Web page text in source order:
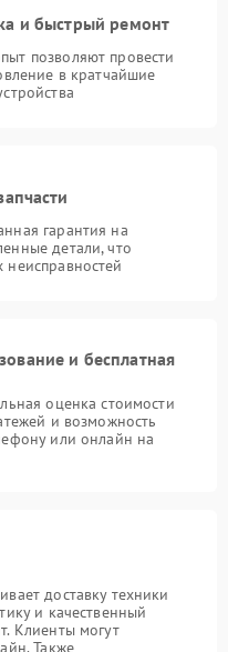
и быстрый ремонт
позволяют провести
в кратчайшие
гарантия на
детали, что
и бесплатная
оценка стоимости
и возможность
или онлайн на
доставку техники
и качественный
Клиенты могут
Также